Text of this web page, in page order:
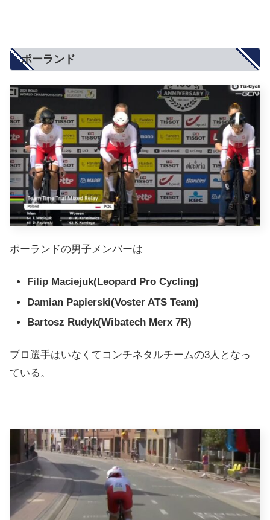
ポーランド
ポーランドの男子メンバーは
Filip Maciejuk(Leopard Pro Cycling)
Damian Papierski(Voster ATS Team)
Bartosz Rudyk(Wibatech Merx 7R)
プロ選手はいなくてコンチネタルチームの3人となっ
ている。